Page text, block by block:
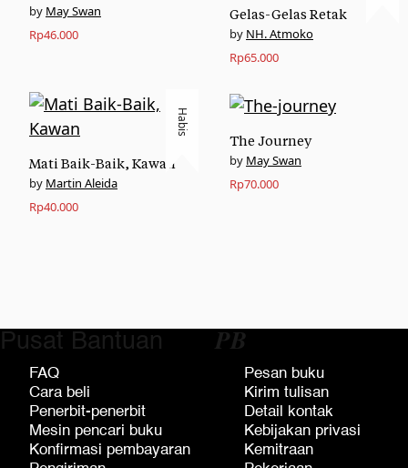
May Swan
Rp46.000
Gelas-Gelas Retak
NH. Atmoko
Rp65.000
Habis
Mati Baik-Baik, Kawan
Martin Aleida
Rp40.000
The Journey
May Swan
Rp70.000
Pusat Bantuan
FAQ
Cara beli
Penerbit-penerbit
Mesin pencari buku
Konfirmasi pembayaran
𝑷𝑩
Pesan buku
Kirim tulisan
Detail kontak
Kebijakan privasi
Kemitraan